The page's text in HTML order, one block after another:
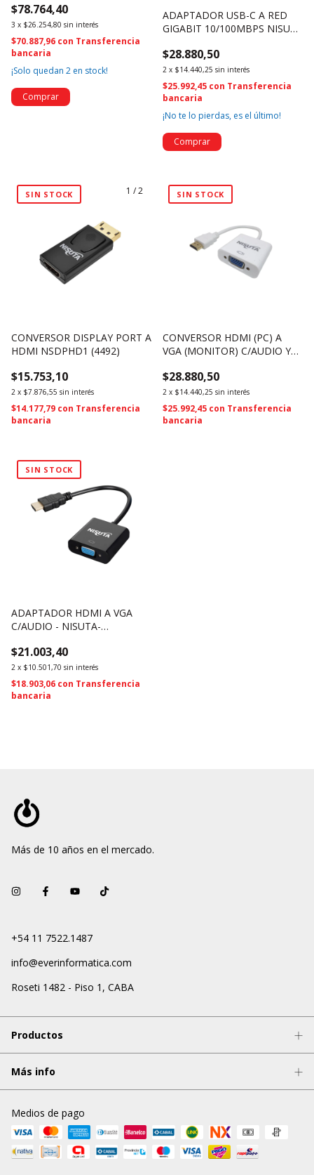
$78.764,40
3 x $26.254,80 sin interés
$70.887,96 con Transferencia
bancaria
¡Solo quedan 2 en stock!
ADAPTADOR USB-C A RED
GIGABIT 10/100MBPS NISUTA
$28.880,50
2 x $14.440,25 sin interés
$25.992,45 con Transferencia
bancaria
¡No te lo pierdas, es el último!
1 /2
SIN STOCK
CONVERSOR DISPLAY PORT A
HDMI NSDPHD1 (4492)
$15.753,10
2 x $7.876,55 sin interés
$14.177,79 con Transferencia
bancaria
SIN STOCK
CONVERSOR HDMI (PC) A
VGA (MONITOR) C/AUDIO Y
(4461)
$28.880,50
2 x $14.440,25 sin interés
$25.992,45 con Transferencia
bancaria
SIN STOCK
ADAPTADOR HDMI A VGA
C/AUDIO - NISUTA-
$21.003,40
2 x $10.501,70 sin interés
$18.903,06 con Transferencia
bancaria
Más de 10 años en el mercado.
+54 11 7522.1487
info@everinformatica.com
Roseti 1482 - Piso 1, CABA
Productos
Más info
Medios de pago